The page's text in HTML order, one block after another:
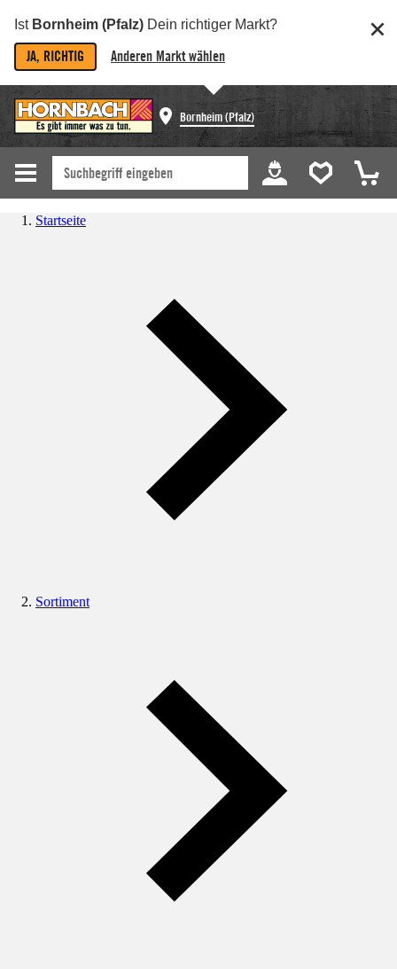
Ist Bornheim (Pfalz) Dein richtiger Markt?
JA, RICHTIG Anderen Markt wählen
Bornheim (Pfalz)
Startseite
Sortiment